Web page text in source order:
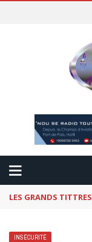
LES GRANDS TITTRES
INSÉCURITÉ